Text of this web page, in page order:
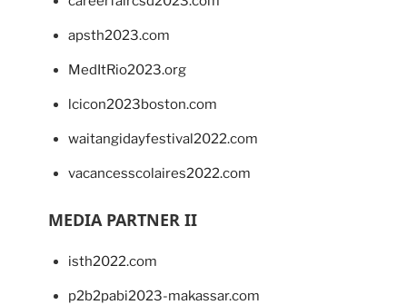
apsth2023.com
MedItRio2023.org
lcicon2023boston.com
waitangidayfestival2022.com
vacancesscolaires2022.com
MEDIA PARTNER II
isth2022.com
p2b2pabi2023-makassar.com